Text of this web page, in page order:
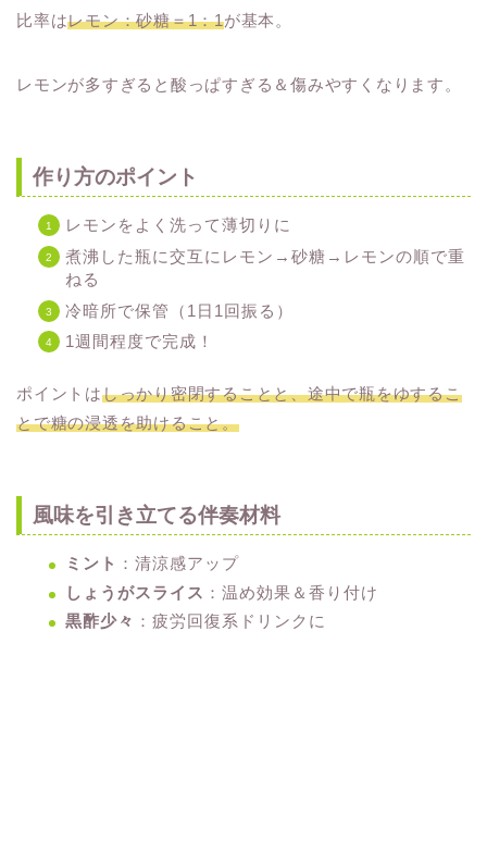
比率はレモン：砂糖＝1：1が基本。
レモンが多すぎると酸っぱすぎる＆傷みやすくなります。
作り方のポイント
レモンをよく洗って薄切りに
煮沸した瓶に交互にレモン→砂糖→レモンの順で重
ねる
冷暗所で保管（1日1回振る）
1週間程度で完成！
ポイントはしっかり密閉することと、途中で瓶をゆするこ
とで糖の浸透を助けること。
風味を引き立てる伴奏材料
ミント ：清涼感アップ
しょうがスライス ：温め効果＆香り付け
黒酢少々 ：疲労回復系ドリンクに